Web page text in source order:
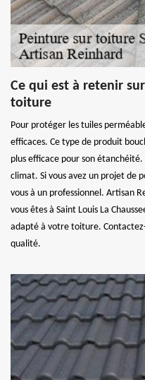
Ce qui est à retenir
toiture
Pour protéger les tuiles
efficaces. Ce type de produit
plus efficace pour son
climat. Si vous avez un projet de
vous à un professionnel. Artisan
vous êtes à Saint Louis La
adapté à votre toiture.
qualité.